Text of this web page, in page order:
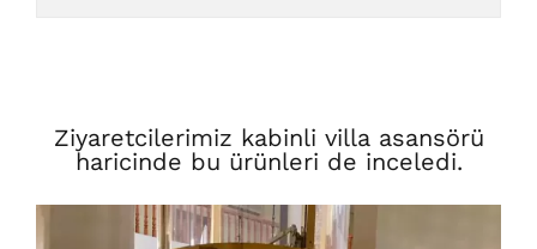
Ziyaretcilerimiz kabinli villa asansörü
haricinde bu ürünleri de inceledi.